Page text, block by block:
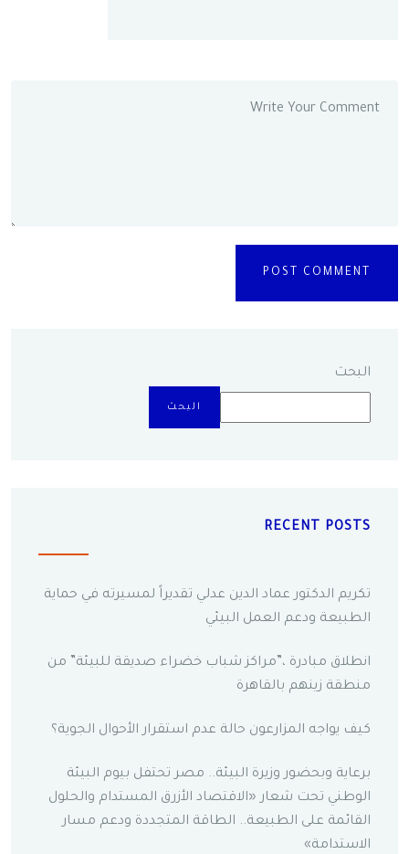
البحث
البحث
RECENT POSTS
تكريم الدكتور عماد الدين عدلي تقديراً لمسيرته في حماية
الطبيعة ودعم العمل البيئي
انطلاق مبادرة ،”مراكز شباب خضراء صديقة للبيئة” من
منطقة زينهم بالقاهرة
كيف يواجه المزارعون حالة عدم استقرار الأحوال الجوية؟
برعاية وبحضور وزيرة البيئة.. مصر تحتفل بيوم البيئة
الوطني تحت شعار «الاقتصاد الأزرق المستدام والحلول
القائمة على الطبيعة.. الطاقة المتجددة ودعم مسار
الاستدامة»